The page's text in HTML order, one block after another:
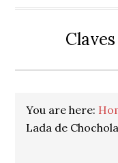
You are here:
Lada de